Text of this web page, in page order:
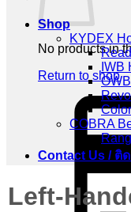
No products in
Return to shop
Shop
KYDEX
IWB
COBRA
Contact Us / ติด
Left-